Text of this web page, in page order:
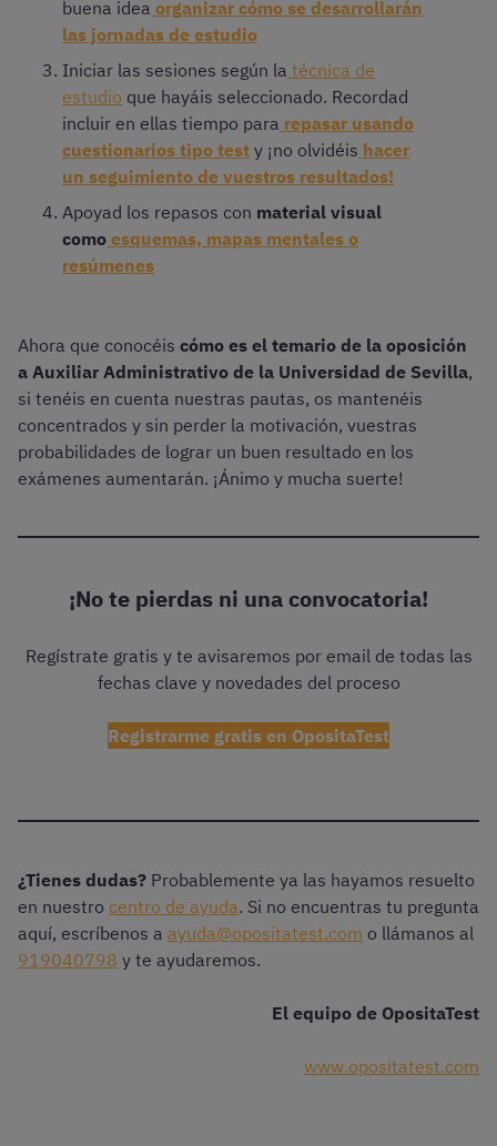
buena idea organizar cómo se desarrollarán
las jornadas de estudio
Iniciar las sesiones según la técnica de
estudio que hayáis seleccionado. Recordad
incluir en ellas tiempo para repasar usando
cuestionarios tipo test y ¡no olvidéis hacer
un seguimiento de vuestros resultados!
Apoyad los repasos con material visual
como esquemas, mapas mentales o
resúmenes
Ahora que conocéis cómo es el temario de la oposición
a Auxiliar Administrativo de la Universidad de Sevilla,
si tenéis en cuenta nuestras pautas, os mantenéis
concentrados y sin perder la motivación, vuestras
probabilidades de lograr un buen resultado en los
exámenes aumentarán. ¡Ánimo y mucha suerte!
¡No te pierdas ni una convocatoria!
Regístrate gratis y te avisaremos por email de todas las
fechas clave y novedades del proceso
Registrarme gratis en OpositaTest
¿Tienes dudas? Probablemente ya las hayamos resuelto
en nuestro centro de ayuda. Si no encuentras tu pregunta
aquí, escríbenos a ayuda@opositatest.com o llámanos al
919040798 y te ayudaremos.
El equipo de OpositaTest
www.opositatest.com